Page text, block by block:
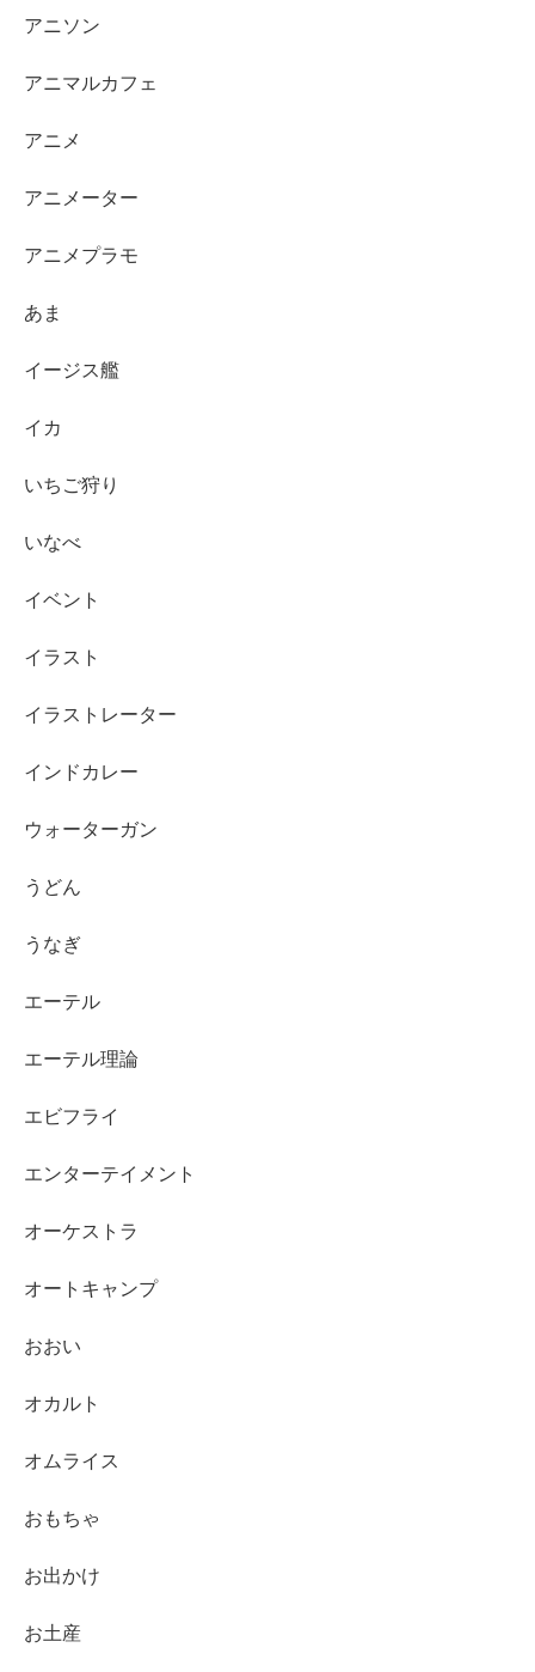
アニソン
アニマルカフェ
アニメ
アニメーター
アニメプラモ
あま
イージス艦
イカ
いちご狩り
いなべ
イベント
イラスト
イラストレーター
インドカレー
ウォーターガン
うどん
うなぎ
エーテル
エーテル理論
エビフライ
エンターテイメント
オーケストラ
オートキャンプ
おおい
オカルト
オムライス
おもちゃ
お出かけ
お土産